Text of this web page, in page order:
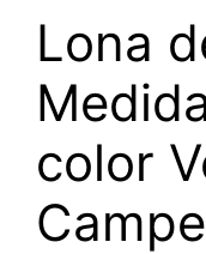
Lona
color